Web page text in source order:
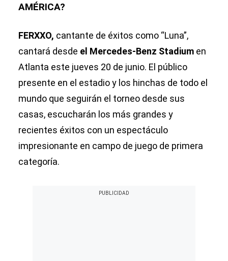
AMÉRICA?
FERXXO, cantante de éxitos como “Luna”,
cantará desde el Mercedes-Benz Stadium en
Atlanta este jueves 20 de junio. El público
presente en el estadio y los hinchas de todo el
mundo que seguirán el torneo desde sus
casas, escucharán los más grandes y
recientes éxitos con un espectáculo
impresionante en campo de juego de primera
categoría.